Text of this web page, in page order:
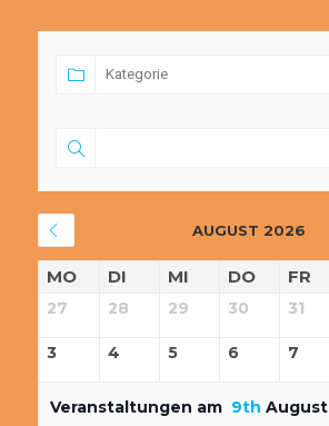
AUGUST 2026
MO DI MI DO FR
27 28 29 30 31
3 4 5 6 7
Veranstaltungen am 9th August